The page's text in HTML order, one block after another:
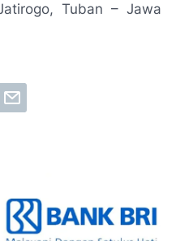
Tuban – Jawa